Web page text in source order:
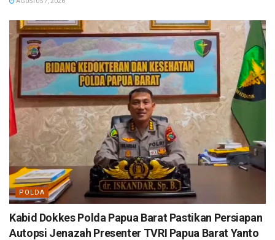
POLDA
Kabid Dokkes Polda Papua Barat Pastikan Persiapan
Autopsi Jenazah Presenter TVRI Papua Barat Yanto